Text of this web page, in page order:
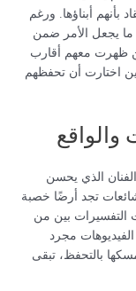
بأنهم أبناؤها. ورغم
ما يجعل الأمر ضمن
ظهرت معهم أقارب
اختارت أن تحفظهم
والواقع
الذي يحسن
تجد أرضًا خصبة
التفسيرات بين من
مجرد
بالتحفظ، تبقى